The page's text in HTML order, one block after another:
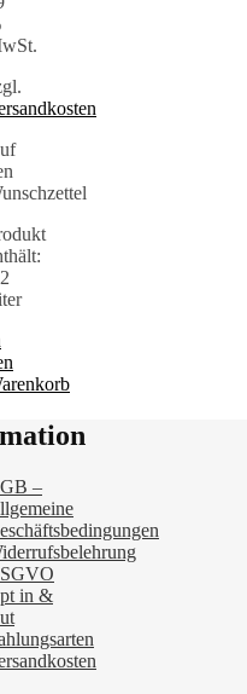
–
in &